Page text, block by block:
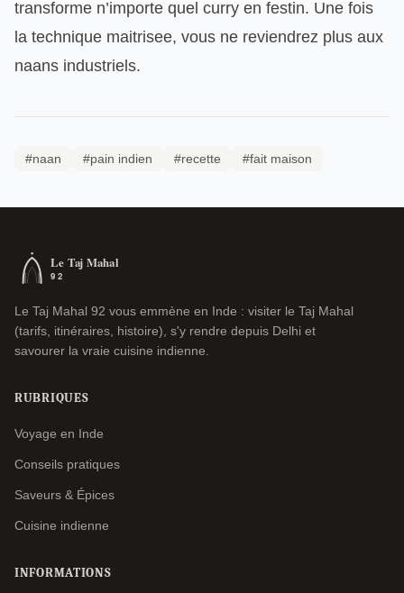
transforme n’importe quel curry en festin. Une fois
la technique maitrisee, vous ne reviendrez plus aux
naans industriels.
#naan #pain indien #recette #fait maison
Le Taj Mahal 92 vous emmène en Inde : visiter le Taj Mahal
(tarifs, itinéraires, histoire), s'y rendre depuis Delhi et
savourer la vraie cuisine indienne.
RUBRIQUES
Voyage en Inde
Conseils pratiques
Saveurs & Épices
Cuisine indienne
INFORMATIONS